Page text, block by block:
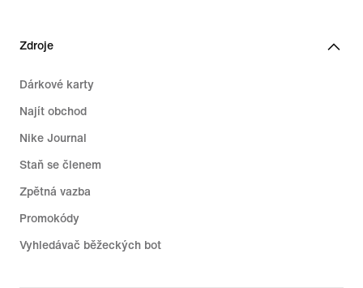
Zdroje
Dárkové karty
Najít obchod
Nike Journal
Staň se členem
Zpětná vazba
Promokódy
Vyhledávač běžeckých bot